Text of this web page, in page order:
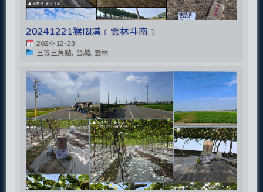
20241221猴悶溝﹝雲林斗南﹞
2024-12-23
三等三角點, 台灣, 雲林